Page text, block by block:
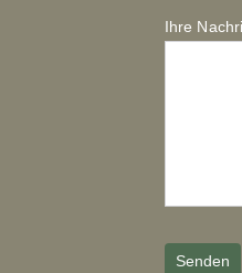
Ihre